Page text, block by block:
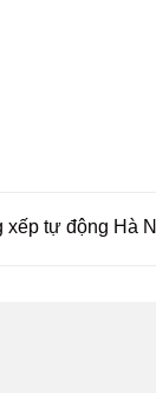
xếp tự động Hà